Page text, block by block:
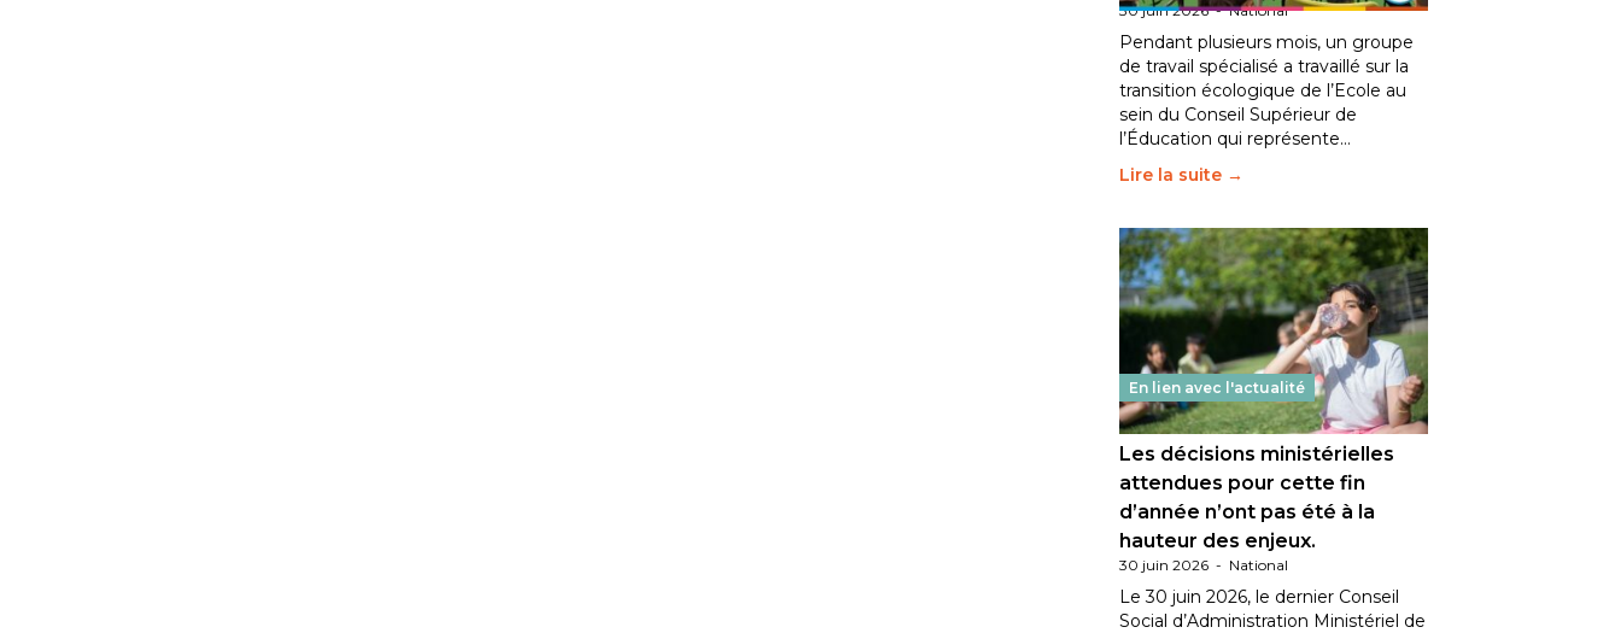
30 juin 2026-National
Pendant plusieurs mois, un groupe
de travail spécialisé a travaillé sur la
transition écologique de l’Ecole au
sein du Conseil Supérieur de
l’Éducation qui représente…
Lire la suite →
En lien avec l'actualité
Les décisions ministérielles
attendues pour cette fin
d’année n’ont pas été à la
hauteur des enjeux.
30 juin 2026 - National
Le 30 juin 2026, le dernier Conseil
Social d’Administration Ministériel de